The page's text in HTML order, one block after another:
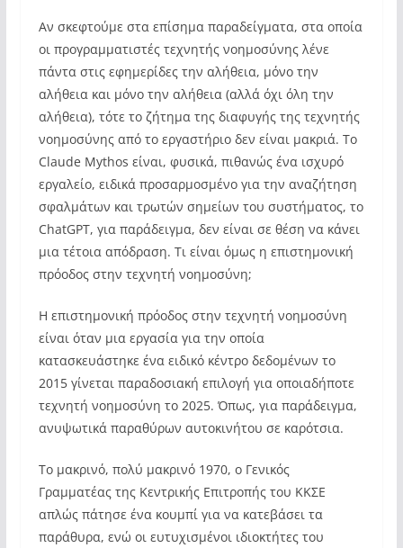
Αν σκεφτούμε στα επίσημα παραδείγματα, στα οποία
οι προγραμματιστές τεχνητής νοημοσύνης λένε
πάντα στις εφημερίδες την αλήθεια, μόνο την
αλήθεια και μόνο την αλήθεια (αλλά όχι όλη την
αλήθεια), τότε το ζήτημα της διαφυγής της τεχνητής
νοημοσύνης από το εργαστήριο δεν είναι μακριά. Το
Claude Mythos είναι, φυσικά, πιθανώς ένα ισχυρό
εργαλείο, ειδικά προσαρμοσμένο για την αναζήτηση
σφαλμάτων και τρωτών σημείων του συστήματος, το
ChatGPT, για παράδειγμα, δεν είναι σε θέση να κάνει
μια τέτοια απόδραση. Τι είναι όμως η επιστημονική
πρόοδος στην τεχνητή νοημοσύνη;
Η επιστημονική πρόοδος στην τεχνητή νοημοσύνη
είναι όταν μια εργασία για την οποία
κατασκευάστηκε ένα ειδικό κέντρο δεδομένων το
2015 γίνεται παραδοσιακή επιλογή για οποιαδήποτε
τεχνητή νοημοσύνη το 2025. Όπως, για παράδειγμα,
ανυψωτικά παραθύρων αυτοκινήτου σε καρότσια.
Το μακρινό, πολύ μακρινό 1970, ο Γενικός
Γραμματέας της Κεντρικής Επιτροπής του ΚΚΣΕ
απλώς πάτησε ένα κουμπί για να κατεβάσει τα
παράθυρα, ενώ οι ευτυχισμένοι ιδιοκτήτες του